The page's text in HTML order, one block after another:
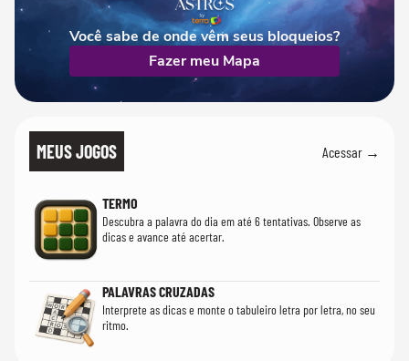
Você sabe de onde vêm seus bloqueios?
Fazer meu Mapa
MEUS JOGOS Acessar →
TERMO
Descubra a palavra do dia em até 6 tentativas. Observe as
dicas e avance até acertar.
PALAVRAS CRUZADAS
Interprete as dicas e monte o tabuleiro letra por letra, no seu
ritmo.